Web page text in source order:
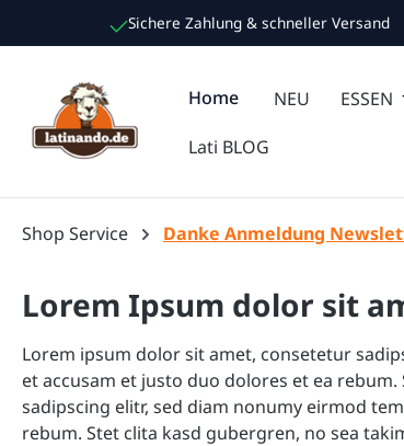
Hauptinhalt springen
Zur Suche springen
Zur Hauptnavigation springen
Sichere Zahlung & schneller Versand
Home NEU ESSEN
Lati BLOG
Shop Service Danke Anmeldung
Lorem Ipsum dolor sit
Lorem ipsum dolor sit amet, consetetur
et accusam et justo duo dolores et ea
sadipscing elitr, sed diam nonumy eirmod
rebum. Stet clita kasd gubergren, no sea